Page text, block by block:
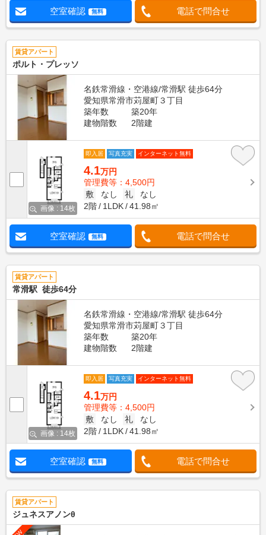
空室確認 無料 電話で問合せ
賃貸アパート
ポルト・プレッソ
名鉄常滑線・空港線/常滑駅 徒歩64分
愛知県常滑市苅屋町３丁目
築年数
築20年
建物階数
2階建
画像 : 14枚
即入居 写真充実 インターネット無料
4.1万円
管理費等：4,500円
敷
なし 礼
なし
2階
1LDK 41.98㎡
空室確認 無料 電話で問合せ
賃貸アパート
常滑駅 徒歩64分
名鉄常滑線・空港線/常滑駅 徒歩64分
愛知県常滑市苅屋町３丁目
築年数
築20年
建物階数
2階建
画像 : 14枚
即入居 写真充実 インターネット無料
4.1万円
管理費等：4,500円
敷
なし 礼
なし
2階
1LDK 41.98㎡
空室確認 無料 電話で問合せ
賃貸アパート
ジュネスアノンθ